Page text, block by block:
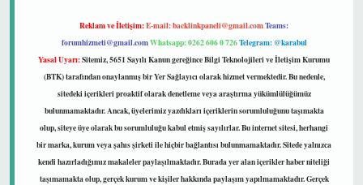
Reklam ve İletişim:E-mail:backlinkpaneli@gmail.comTeams:
forumhizmeti@gmail.comWhatsapp: 0262 606 0 726Telegram: @karabul
Yasal Uyarı:Sitemiz, 5651 Sayılı Kanun gereğince Bilgi Teknolojileri ve İletişim Kurumu
(BTK) tarafından onaylanmış bir Yer Sağlayıcı olarak hizmet vermektedir. Bu nedenle,
sitedeki içerikleri proaktif olarak denetleme veya araştırma yükümlülüğümüz
bulunmamaktadır. Ancak, üyelerimiz yazdıkları içeriklerin sorumluluğunu taşımakta
olup, siteye üye olarak bu sorumluluğu kabul etmiş sayılırlar. Bu internet sitesi, herhangi
bir marka, kurum veya şahıs şirketi ile hiçbir bağlantısı bulunmamaktadır. Sitede yalnızca
kendi hazırladığımız makaleler paylaşılmaktadır. Burada yer alan içerikler haber niteliği
taşımamakta olup, gerçek kurum ve kişiler hakkında paylaşım yapılmamaktadır. Gerçek